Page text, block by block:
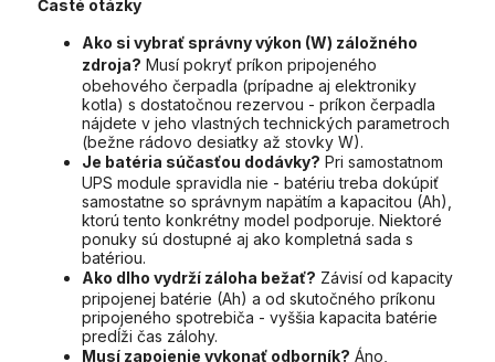
Časté otázky
Ako si vybrať správny výkon (W) záložného
zdroja? Musí pokryť príkon pripojeného
obehového čerpadla (prípadne aj elektroniky
kotla) s dostatočnou rezervou - príkon čerpadla
nájdete v jeho vlastných technických parametroch
(bežne rádovo desiatky až stovky W).
Je batéria súčasťou dodávky? Pri samostatnom
UPS module spravidla nie - batériu treba dokúpiť
samostatne so správnym napätím a kapacitou (Ah),
ktorú tento konkrétny model podporuje. Niektoré
ponuky sú dostupné aj ako kompletná sada s
batériou.
Ako dlho vydrží záloha bežať? Závisí od kapacity
pripojenej batérie (Ah) a od skutočného príkonu
pripojeného spotrebiča - vyššia kapacita batérie
predĺži čas zálohy.
Musí zapojenie vykonať odborník? Áno,